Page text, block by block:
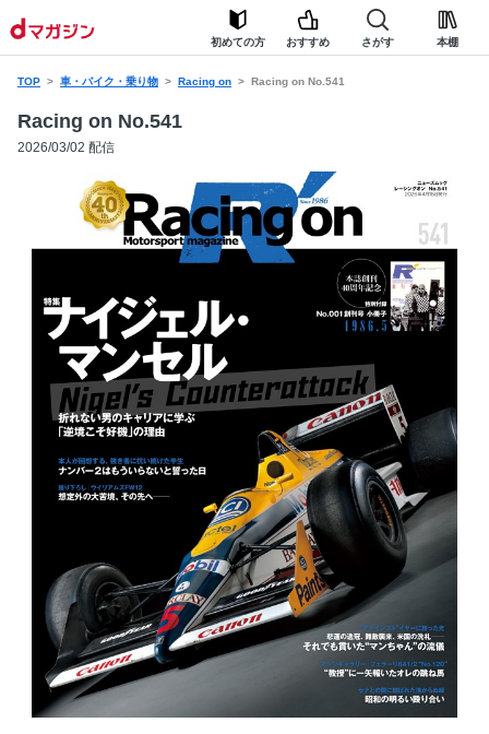
初めての方 おすすめ さがす 本棚
TOP 車・バイク・乗り物 Racing on Racing on No.541
Racing on No.541
2026/03/02 配信